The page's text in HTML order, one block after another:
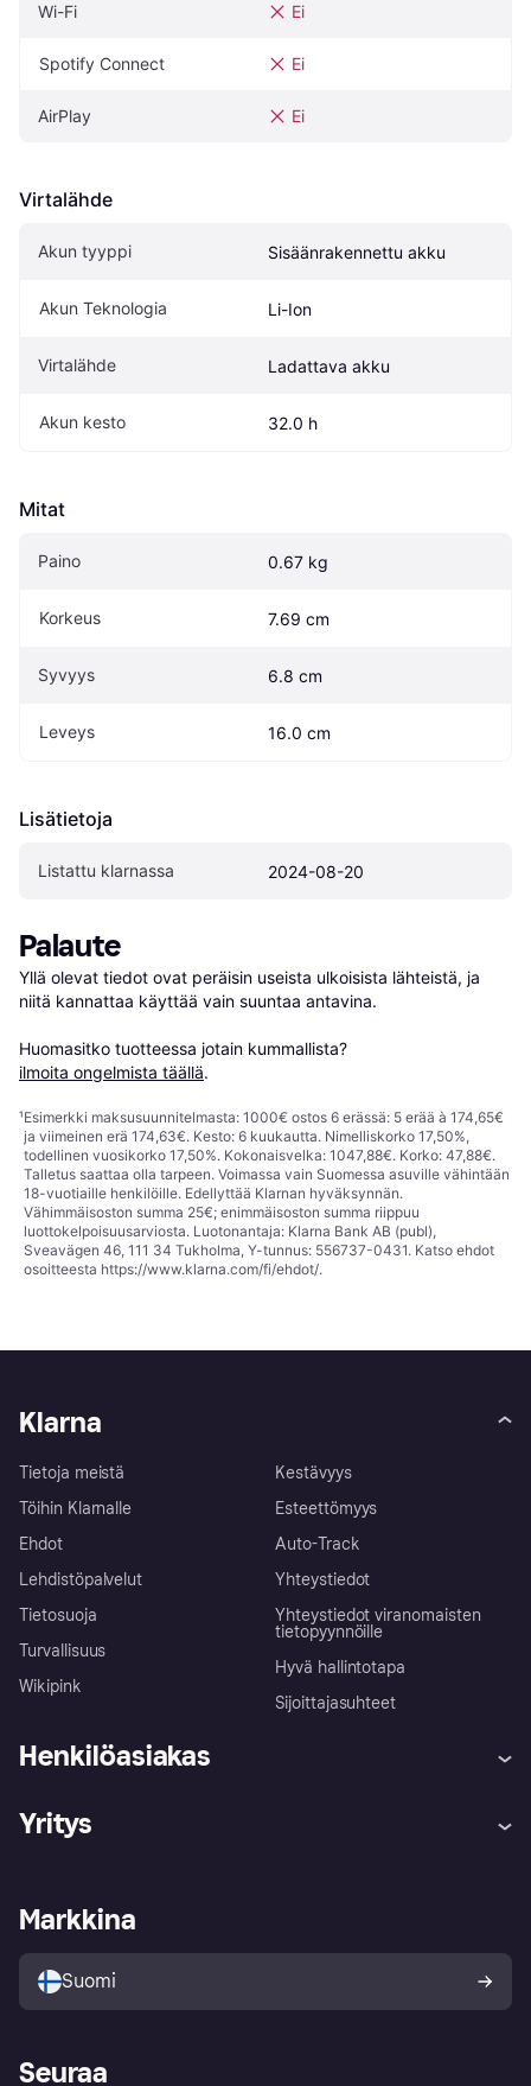
Wi-Fi Ei
Spotify Connect Ei
AirPlay Ei
Virtalähde
Akun tyyppi Sisäänrakennettu akku
Akun Teknologia Li-Ion
Virtalähde Ladattava akku
Akun kesto 32.0 h
Mitat
Paino 0.67 kg
Korkeus 7.69 cm
Syvyys 6.8 cm
Leveys 16.0 cm
Lisätietoja
Listattu klarnassa 2024-08-20
Palaute
Yllä olevat tiedot ovat peräisin useista ulkoisista lähteistä, ja
niitä kannattaa käyttää vain suuntaa antavina.
Huomasitko tuotteessa jotain kummallista?
ilmoita ongelmista täällä.
¹Esimerkki maksusuunnitelmasta: 1000€ ostos 6 erässä: 5 erää à 174,65€
ja viimeinen erä 174,63€. Kesto: 6 kuukautta. Nimelliskorko 17,50%,
todellinen vuosikorko 17,50%. Kokonaisvelka: 1047,88€. Korko: 47,88€.
Talletus saattaa olla tarpeen. Voimassa vain Suomessa asuville vähintään
18-vuotiaille henkilöille. Edellyttää Klarnan hyväksynnän.
Vähimmäisoston summa 25€; enimmäisoston summa riippuu
luottokelpoisuusarviosta. Luotonantaja: Klarna Bank AB (publ),
Sveavägen 46, 111 34 Tukholma, Y-tunnus: 556737-0431. Katso ehdot
osoitteesta https://www.klarna.com/fi/ehdot/.
Klarna
Tietoja meistä
Töihin Klarnalle
Ehdot
Lehdistöpalvelut
Tietosuoja
Turvallisuus
Wikipink
Kestävyys
Esteettömyys
Auto-Track
Yhteystiedot
Yhteystiedot viranomaisten
tietopyynnöille
Hyvä hallintotapa
Sijoittajasuhteet
Henkilöasiakas
Ohje
Kirjaudu sisään
Tutustu kauppoihin
Ostajan turva
Yritys
Kirjaudu sisään yrityksenä
Markkina
Suomi
Seuraa